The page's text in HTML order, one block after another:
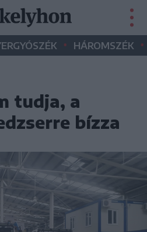
• HÁROMSZÉK •
tudja, a
bízza